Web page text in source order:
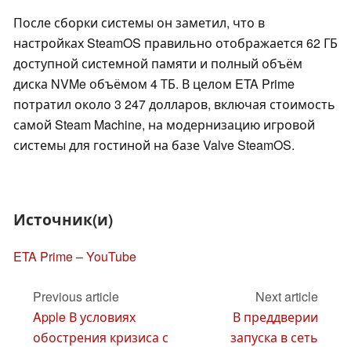
После сборки системы он заметил, что в
настройках SteamOS правильно отображается 62 ГБ
доступной системной памяти и полный объём
диска NVMe объёмом 4 ТБ. В целом ETA Prime
потратил около 3 247 долларов, включая стоимость
самой Steam Machine, на модернизацию игровой
системы для гостиной на базе Valve SteamOS.
Источник(и)
ETA Prime – YouTube
Previous article
Apple В условиях
обострения кризиса с
Next article
В преддверии
запуска в сеть